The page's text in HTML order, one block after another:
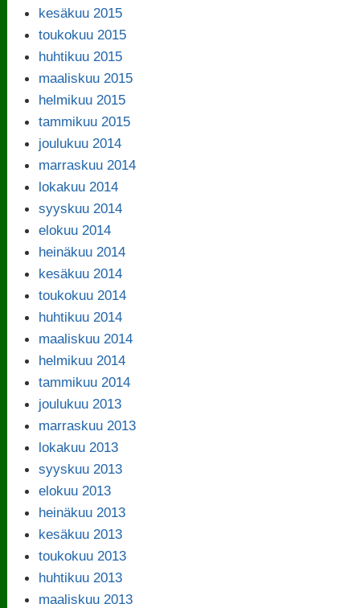
kesäkuu 2015
toukokuu 2015
huhtikuu 2015
maaliskuu 2015
helmikuu 2015
tammikuu 2015
joulukuu 2014
marraskuu 2014
lokakuu 2014
syyskuu 2014
elokuu 2014
heinäkuu 2014
kesäkuu 2014
toukokuu 2014
huhtikuu 2014
maaliskuu 2014
helmikuu 2014
tammikuu 2014
joulukuu 2013
marraskuu 2013
lokakuu 2013
syyskuu 2013
elokuu 2013
heinäkuu 2013
kesäkuu 2013
toukokuu 2013
huhtikuu 2013
maaliskuu 2013